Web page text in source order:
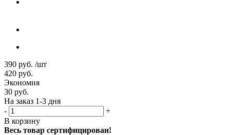
390 руб. /шт
420 руб.
Экономия
30 руб.
На заказ 1-3 дня
-
+
В корзину
Весь товар сертифицирован!